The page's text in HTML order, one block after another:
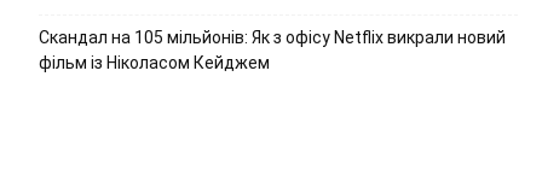
Скандал на 105 мільйонів: Як з офісу Netflix викрали новий
фільм із Ніколасом Кейджем